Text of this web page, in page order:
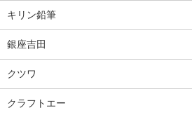
キリン鉛筆
銀座吉田
クツワ
クラフトエー